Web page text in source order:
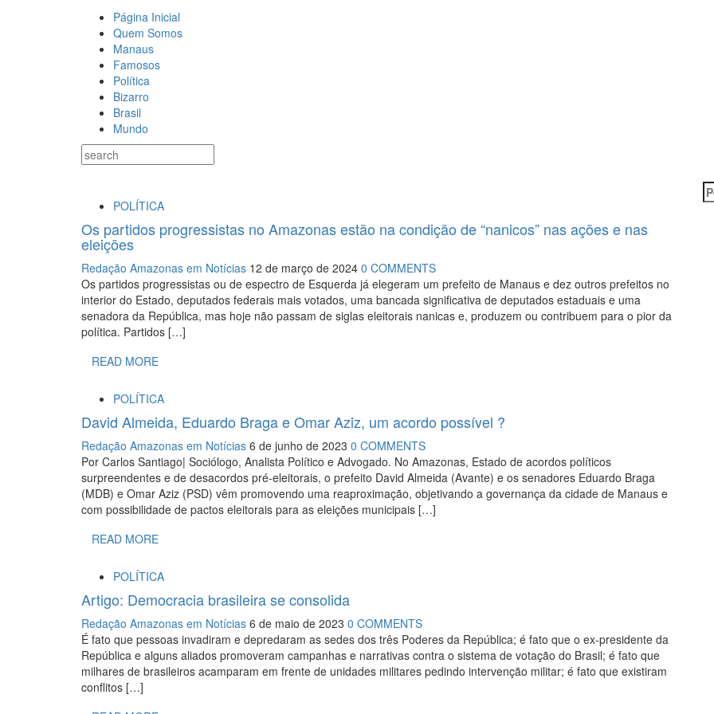
Página Inicial
Quem Somos
Manaus
Famosos
Política
Bizarro
Brasil
Mundo
POLÍTICA
Os partidos progressistas no Amazonas estão na condição de “nanicos” nas ações e nas
eleições
Redação Amazonas em Notícias 12 de março de 2024 0 COMMENTS
Os partidos progressistas ou de espectro de Esquerda já elegeram um prefeito de Manaus e dez outros prefeitos no
interior do Estado, deputados federais mais votados, uma bancada significativa de deputados estaduais e uma
senadora da República, mas hoje não passam de siglas eleitorais nanicas e, produzem ou contribuem para o pior da
política. Partidos […]
READ MORE
POLÍTICA
David Almeida, Eduardo Braga e Omar Aziz, um acordo possível ?
Redação Amazonas em Notícias 6 de junho de 2023 0 COMMENTS
Por Carlos Santiago| Sociólogo, Analista Político e Advogado. No Amazonas, Estado de acordos políticos
surpreendentes e de desacordos pré-eleitorais, o prefeito David Almeida (Avante) e os senadores Eduardo Braga
(MDB) e Omar Aziz (PSD) vêm promovendo uma reaproximação, objetivando a governança da cidade de Manaus e
com possibilidade de pactos eleitorais para as eleições municipais […]
READ MORE
POLÍTICA
Artigo: Democracia brasileira se consolida
Redação Amazonas em Notícias 6 de maio de 2023 0 COMMENTS
É fato que pessoas invadiram e depredaram as sedes dos três Poderes da República; é fato que o ex-presidente da
República e alguns aliados promoveram campanhas e narrativas contra o sistema de votação do Brasil; é fato que
milhares de brasileiros acamparam em frente de unidades militares pedindo intervenção militar; é fato que existiram
conflitos […]